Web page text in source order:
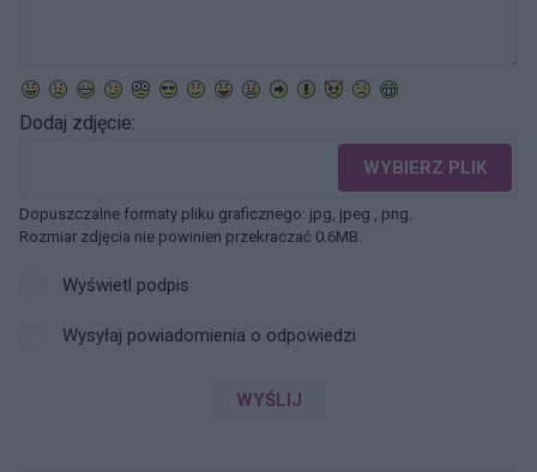
Dodaj zdjęcie:
WYBIERZ PLIK
Dopuszczalne formaty pliku graficznego: jpg, jpeg , png.
Rozmiar zdjęcia nie powinien przekraczać 0.6MB.
Wyświetl podpis
Wysyłaj powiadomienia o odpowiedzi
WYŚLIJ